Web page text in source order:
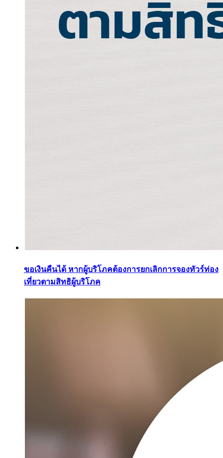
ขอเงินคืนได้ หากผู้บริโภคต้องการยกเลิกการจองทัวร์ท่อง
เที่ยวตามสิทธิผู้บริโภค